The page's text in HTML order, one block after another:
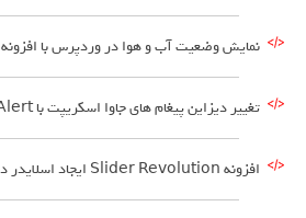
نمایش وضعیت آب و هوا در وردپرس با افزونه Simple Weather
تغییر دیزاین پیغام های جاوا اسکریپت با Sweet Alert
افزونه Slider Revolution ایجاد اسلایدر در وردپرس